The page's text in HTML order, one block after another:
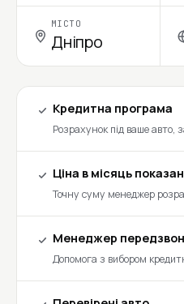
МІСТО
Дніпро
Кредитна програма
Розрахунок під ваше авто,
Ціна в місяць
Точну суму менеджер
Менеджер
Допомога з вибором